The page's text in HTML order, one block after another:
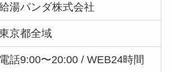
湯パンダ株式会社
京都全域
電話9:00〜20:00 / WEB24時間